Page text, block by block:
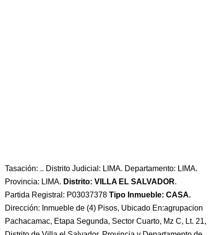
Tasación: .. Distrito Judicial: LIMA. Departamento: LIMA.
Provincia: LIMA. Distrito: VILLA EL SALVADOR.
Partida Registral: P03037378 Tipo Inmueble: CASA.
Dirección: Inmueble de (4) Pisos, Ubicado En:agrupacion
Pachacamac, Etapa Segunda, Sector Cuarto, Mz C, Lt. 21,